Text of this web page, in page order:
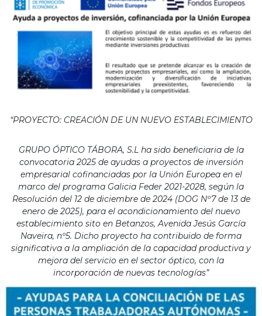
“PROYECTO: CREACIÓN DE UN NUEVO ESTABLECIMIENTO
GRUPO ÓPTICO TÁBORA, S.L ha sido beneficiaria de la
convocatoria 2025 de ayudas a proyectos de inversión
empresarial cofinanciadas por la Unión Europea en el
marco del programa Galicia Feder 2021-2028, según la
Resolución del 12 de diciembre de 2024 (DOG Nº7 de 13 de
enero de 2025), para el acondicionamiento del nuevo
establecimiento sito en Betanzos, Avenida Jesús García
Naveira, nº5. Dicho proyecto ha contribuido de forma
significativa a la ampliación de la capacidad productiva y
mejora del servicio en el sector óptico, con la
incorporación de nuevas tecnologías”